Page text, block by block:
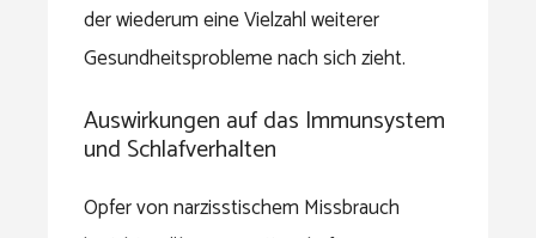
der wiederum eine Vielzahl weiterer
Gesundheitsprobleme nach sich zieht.
Auswirkungen auf das Immunsystem
und Schlafverhalten
Opfer von narzisstischem Missbrauch